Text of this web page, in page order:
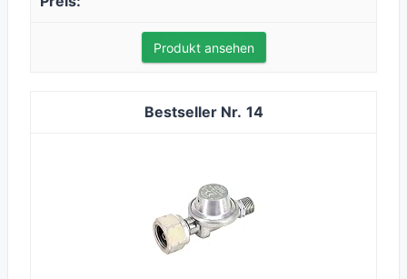
Produkt ansehen
14